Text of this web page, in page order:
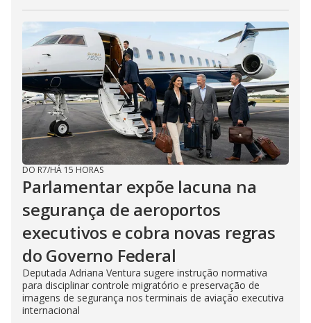
DO R7/HÁ 15 HORAS
Parlamentar expõe lacuna na
segurança de aeroportos
executivos e cobra novas regras
do Governo Federal
Deputada Adriana Ventura sugere instrução normativa
para disciplinar controle migratório e preservação de
imagens de segurança nos terminais de aviação executiva
internacional